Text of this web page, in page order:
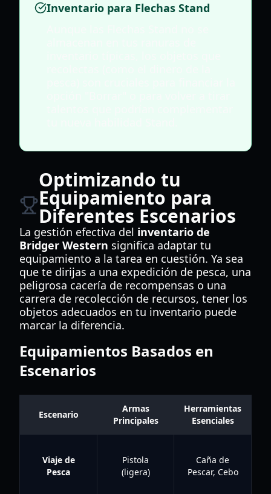
Inventario para Flechas Stand
Optimizando tu
Equipamiento para
Diferentes Escenarios
La gestión efectiva del inventario de
Bridger Western significa adaptar tu
equipamiento a la tarea en cuestión. Ya sea
que te dirijas a una expedición de pesca, una
peligrosa cacería de recompensas o una
carrera de recolección de recursos, tener los
objetos adecuados en tu inventario puede
marcar la diferencia.
Equipamientos Basados en
Escenarios
Escenario
Armas
Principales
Herramientas
Esenciales
Viaje de
Pesca
Pistola
(ligera)
Caña de
Pescar, Cebo